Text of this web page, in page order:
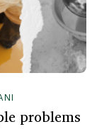
problems